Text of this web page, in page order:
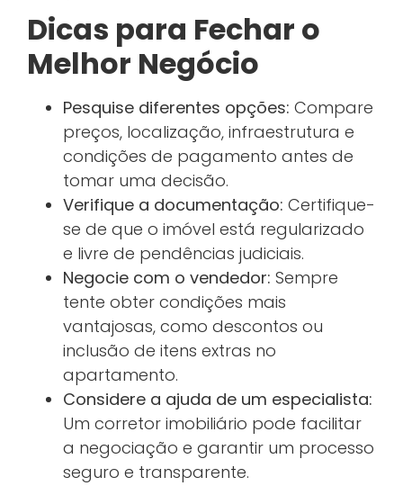
Dicas para Fechar o
Melhor Negócio
Pesquise diferentes opções: Compare
preços, localização, infraestrutura e
condições de pagamento antes de
tomar uma decisão.
Verifique a documentação: Certifique-
se de que o imóvel está regularizado
e livre de pendências judiciais.
Negocie com o vendedor: Sempre
tente obter condições mais
vantajosas, como descontos ou
inclusão de itens extras no
apartamento.
Considere a ajuda de um especialista:
Um corretor imobiliário pode facilitar
a negociação e garantir um processo
seguro e transparente.